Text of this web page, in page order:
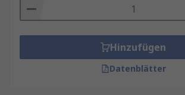
Hinzufügen
Datenblätter